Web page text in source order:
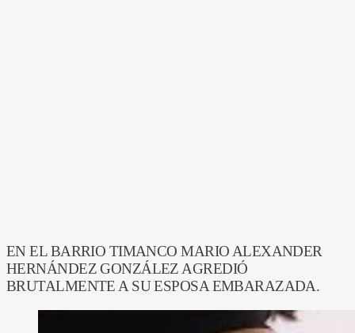
EN EL BARRIO TIMANCO MARIO ALEXANDER
HERNÁNDEZ GONZÁLEZ AGREDIÓ
BRUTALMENTE A SU ESPOSA EMBARAZADA.